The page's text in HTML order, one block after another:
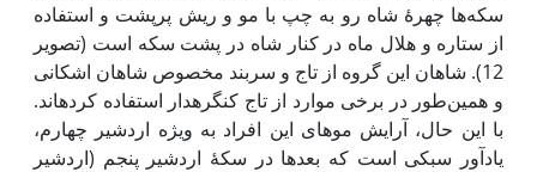
سکه‌ها چهرۀ شاه رو به چپ با مو و ریش پر­پشت و استفاده
از ستاره و هلال ماه در کنار شاه در پشت سکه است (تصویر
12). شاهان این گروه از تاج و سر­بند مخصوص شاهان اشکانی
و همین‌طور در برخی موارد از تاج کنگره­دار استفاده کرده­اند.
با این حال، آرایش موهای این افراد به ویژه اردشیر چهارم،
یادآور سبکی است که بعدها در سکۀ اردشیر پنجم (اردشیر